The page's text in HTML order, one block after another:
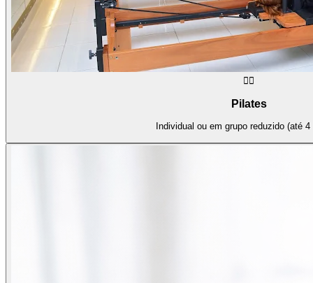
🧘‍♀️
Pilates
Individual ou em grupo reduzido (até 4